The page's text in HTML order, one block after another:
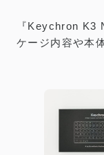
『Keychron K3
ケージ内容や本